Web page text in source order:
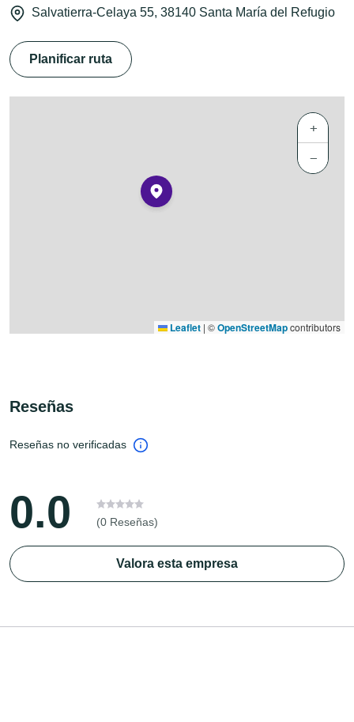
Salvatierra-Celaya 55, 38140 Santa María del Refugio
Planificar ruta
+
−
Leaflet | ©OpenStreetMapcontributors
Reseñas
Reseñas no verificadas
0.0 (0 Reseñas)
Valora esta empresa